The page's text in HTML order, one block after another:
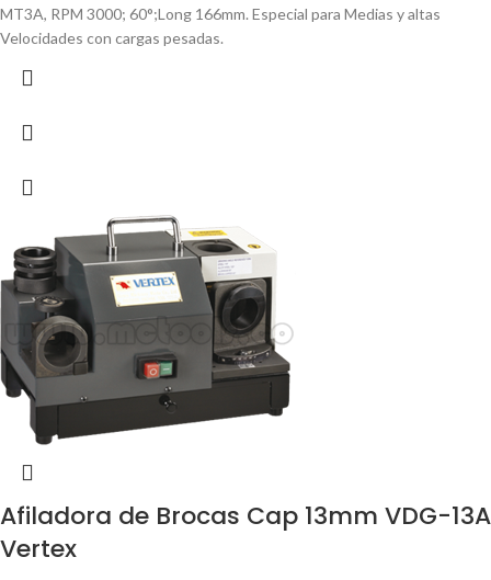
MT3A, RPM 3000; 60°;Long 166mm. Especial para Medias y altas
Velocidades con cargas pesadas.
Afiladora de Brocas Cap 13mm VDG-13A
Vertex